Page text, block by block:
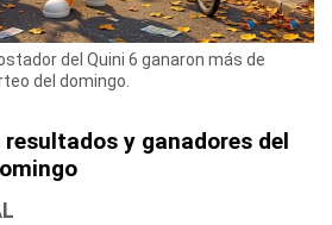
del Quini 6 ganaron más de
del domingo.
y ganadores del